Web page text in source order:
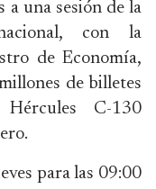
a una sesión de la
con la
de Economía,
de billetes
C-130
para las 09:00